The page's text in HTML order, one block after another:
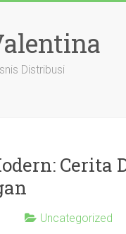
Distribusi
Cerita
Uncategorized